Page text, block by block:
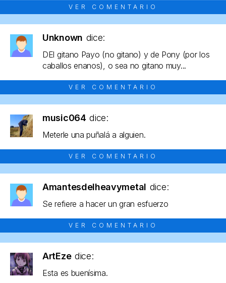
VER COMENTARIO
Unknown dice:
DEl gitano Payo (no gitano) y de Pony (por los
caballos enanos), o sea no gitano muy...
VER COMENTARIO
music064 dice:
Meterle una puñalá a alguien.
VER COMENTARIO
Amantesdelheavymetal dice:
Se refiere a hacer un gran esfuerzo
VER COMENTARIO
ArtEze dice:
Esta es buenísima.